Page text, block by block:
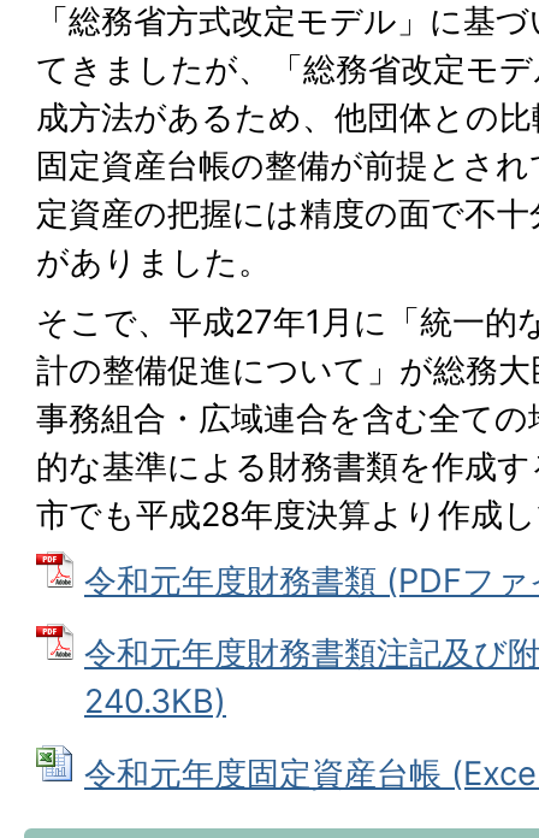
「総務省方式改定モデル」に基
てきましたが、「総務省改定モ
成方法があるため、他団体との
固定資産台帳の整備が前提とさ
定資産の把握には精度の面で不
がありました。
そこで、平成27年1月に「統一的
計の整備促進について」が総務
事務組合・広域連合を含む全て
的な基準による財務書類を作成
市でも平成28年度決算より作成
令和元年度財務書類 (PDFフ
令和元年度財務書類注記及び
240.3KB)
令和元年度固定資産台帳